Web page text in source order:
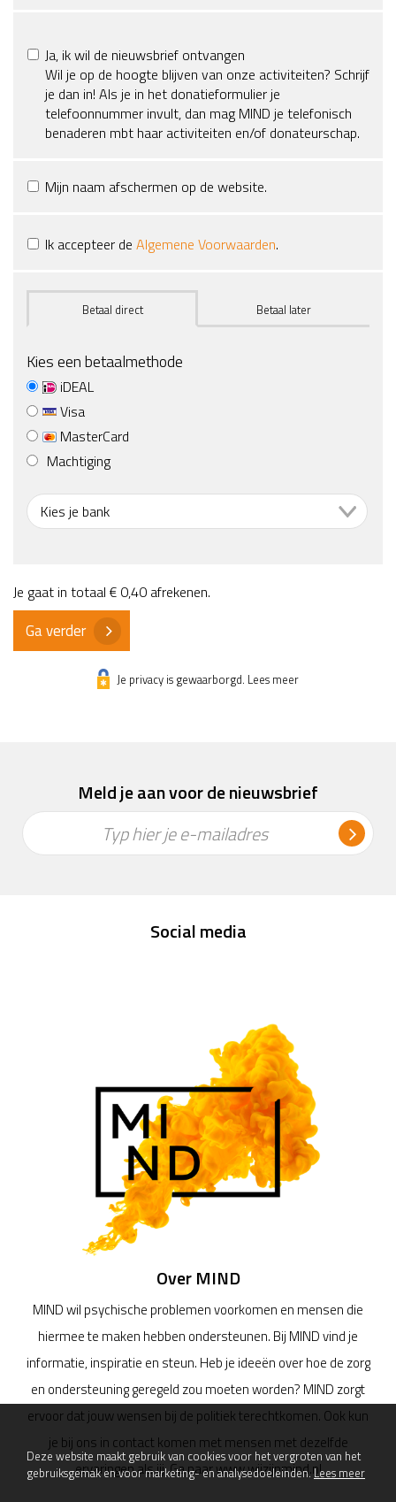
Ja, ik wil de nieuwsbrief ontvangen
Wil je op de hoogte blijven van onze activiteiten? Schrijf
je dan in! Als je in het donatieformulier je
telefoonnummer invult, dan mag MIND je telefonisch
benaderen mbt haar activiteiten en/of donateurschap.
Mijn naam afschermen op de website.
Ik accepteer de Algemene Voorwaarden.
Betaal direct Betaal later
Kies een betaalmethode
iDEAL
Visa
MasterCard
Machtiging
Je gaat in totaal € 0,40 afrekenen.
Ga verder
Je privacy is gewaarborgd. Lees meer
Meld je aan voor de nieuwsbrief
Typ hier je e-mailadres
Social media
Over MIND
MIND wil psychische problemen voorkomen en mensen die
hiermee te maken hebben ondersteunen. Bij MIND vind je
informatie, inspiratie en steun. Heb je ideeën over hoe de zorg
en ondersteuning geregeld zou moeten worden? MIND zorgt
ervoor dat jouw wensen bij de politiek terechtkomen. Ook kun
je bij ons in contact komen met mensen met dezelfde
ervaringen als jij. Ga naar www.wijzijnmind.nl
Deze website maakt gebruik van cookies voor het vergroten van het
gebruiksgemak en voor marketing- en analysedoeleinden.Lees meer